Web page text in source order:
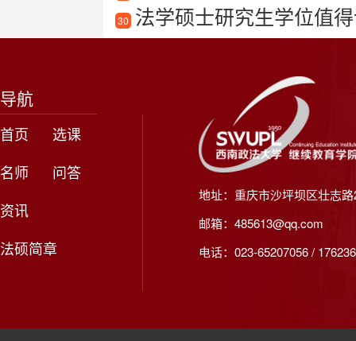
30 法学硕士研究生学位值得
导航
首页
选课
名师
问答
资讯
法硕简章
地址：重庆市沙坪坝区壮志
邮箱：485613@qq.com
电话：023-65207056 /